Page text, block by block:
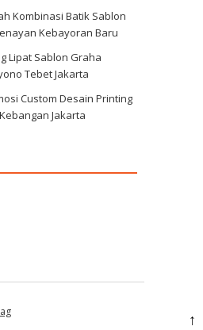
Kombinasi Batik Sablon
Kebayoran Baru
Lipat Sablon Graha
Tebet Jakarta
Custom Desain Printing
Jakarta
↑